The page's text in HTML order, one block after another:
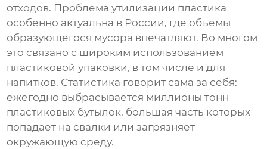
отходов. Проблема утилизации пластика
особенно актуальна в России, где объемы
образующегося мусора впечатляют. Во многом
это связано с широким использованием
пластиковой упаковки, в том числе и для
напитков. Статистика говорит сама за себя:
ежегодно выбрасывается миллионы тонн
пластиковых бутылок, большая часть которых
попадает на свалки или загрязняет
окружающую среду.